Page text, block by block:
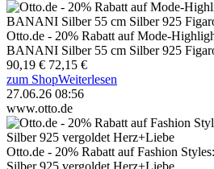
Otto.de - 20% Rabatt auf Mode-
BANANI Silber 55 cm Silber 925
90,19 € 72,15 €
zum ShopWeiterlesen
27.06.26 08:56
www.otto.de
Otto.de - 20% Rabatt auf Fashion
Silber 925 vergoldet Herz+Liebe